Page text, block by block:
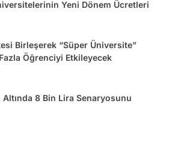
Yeni Dönem Ücretleri
Birleşerek “Süper Üniversite”
Öğrenciyi Etkileyecek
8 Bin Lira Senaryosunu